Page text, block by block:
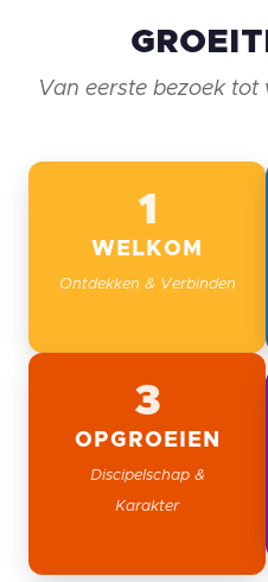
Van eerste bezoek
1
WELKOM
Ontdekken & Verbinden
3
OPGROEIEN
Discipelschap &
Karakter